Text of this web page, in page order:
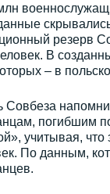
резерв
В
– в
Совбеза
погибшим
учитывая,
По данным,